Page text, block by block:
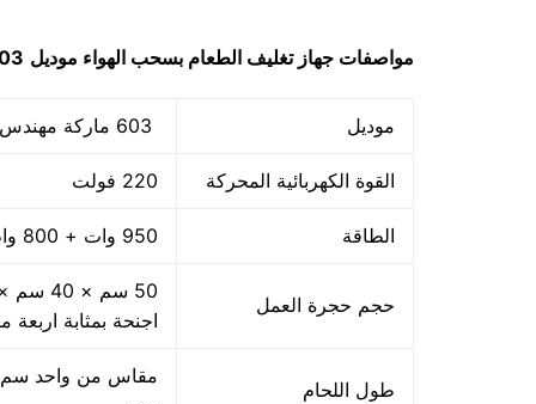
مواصفات جهاز تغليف الطعام بسحب الهواء موديل 603 ماركة
موديل
القوة الكهربائية المحركة 220 فولت
الطاقة 950 وات + 800 واط اللحام
حجم حجرة العمل
اجنحة بمثابة اربعة
طول اللحام